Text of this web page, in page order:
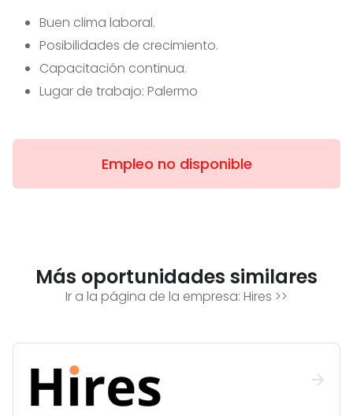
Buen clima laboral.
Posibilidades de crecimiento.
Capacitación continua.
Lugar de trabajo: Palermo
Empleo no disponible
Más oportunidades similares
Ir a la página de la empresa: Hires >>